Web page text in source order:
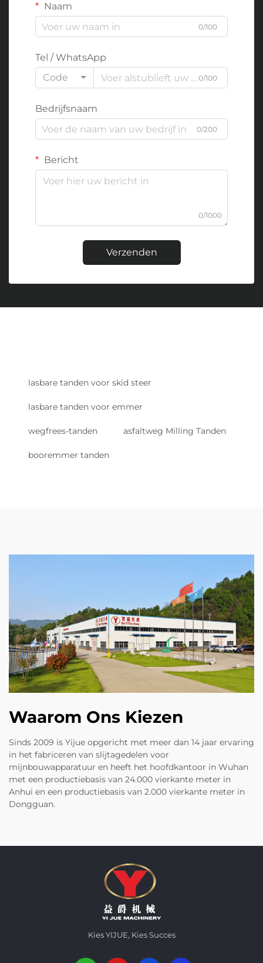
Naam
0/100
Tel / WhatsApp
Code
0/100
Bedrijfsnaam
0/200
Bericht
0/1000
Verzenden
lasbare tanden voor skid steer
lasbare tanden voor emmer
wegfrees-tanden asfaltweg Milling Tanden
booremmer tanden
Waarom Ons Kiezen
Sinds 2009 is Yijue opgericht met meer dan 14 jaar ervaring
in het fabriceren van slijtagedelen voor
mijnbouwapparatuur en heeft het hoofdkantoor in Wuhan
met een productiebasis van 24.000 vierkante meter in
Anhui en een productiebasis van 2.000 vierkante meter in
Dongguan.
Kies YIJUE, Kies Succes